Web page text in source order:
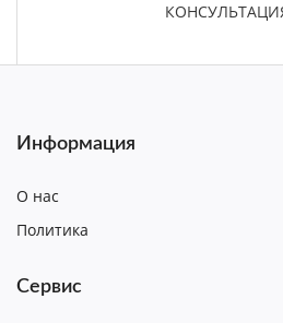
Информация
О нас
Политика
Сервис